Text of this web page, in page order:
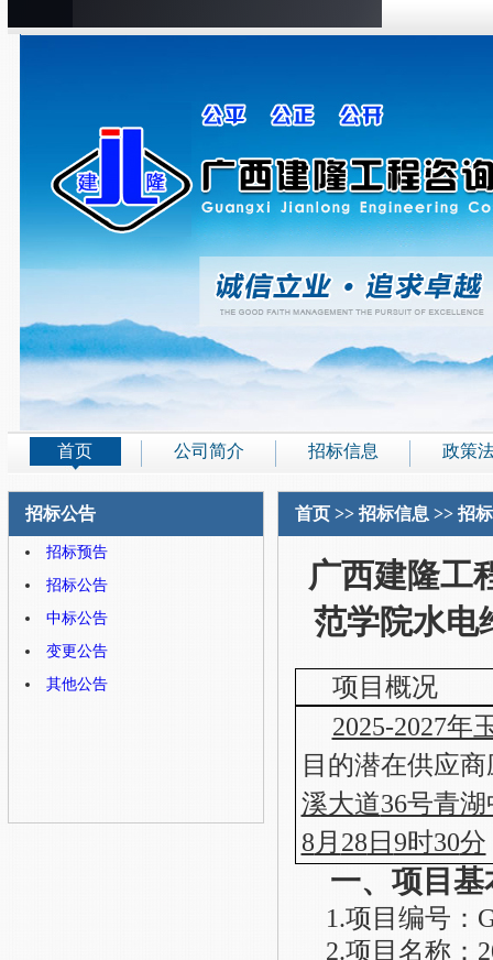
首页 公司简介 招标信息 政策
招标公告
招标预告
招标公告
中标公告
变更公告
其他公告
首页>> 招标信息 >> 招
广西建隆工
范学院水电
项目概况
2025-2027年
目的潜在供应
溪大道36号青
8 月 28 日 9时30分
一、项目基
1.项目编号：
2.项目名称：